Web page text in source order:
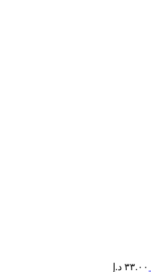
٣٣.٠٠ د.إ